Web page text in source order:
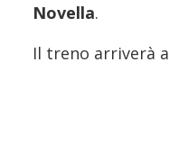
Novella.
Il treno arriverà a